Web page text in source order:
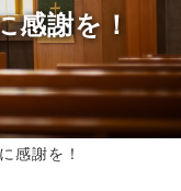
感謝を！
感謝を！